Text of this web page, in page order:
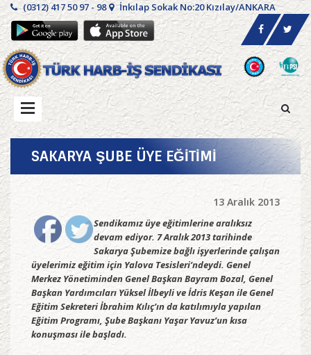
(0312) 417 50 97 - 98 İnkılap Sokak No:20 Kızılay/ANKARA
SAKARYA ŞUBE ÜYE EĞİTİMİ
13 Aralık 2013
Sendikamız üye eğitimlerine aralıksız
devam ediyor. 7 Aralık 2013 tarihinde
Sakarya Şubemize bağlı işyerlerinde çalışan
üyelerimiz eğitim için Yalova Tesisleri’ndeydi. Genel
Merkez Yönetiminden Genel Başkan Bayram Bozal, Genel
Başkan Yardımcıları Yüksel İlbeyli ve İdris Keşan ile Genel
Eğitim Sekreteri İbrahim Kılıç’ın da katılımıyla yapılan
Eğitim Programı, Şube Başkanı Yaşar Yavuz’un kısa
konuşması ile başladı.